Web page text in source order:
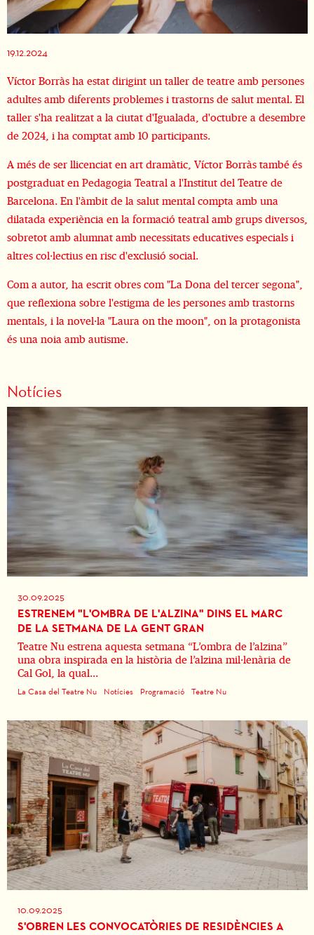
19.12.2024
Víctor Borràs ha estat dirigint un taller de teatre amb persones
adultes amb diferents problemes i trastorns de salut mental. El
taller s'ha realitzat a la ciutat d'Igualada, d'octubre a desembre
de 2024, i ha comptat amb 10 participants.
A més de ser llicenciat en art dramàtic, Víctor Borràs també és
postgraduat en Pedagogia Teatral a l'Institut del Teatre de
Barcelona. En l'àmbit de la salut mental compta amb una
dilatada experiència en la formació teatral amb grups diversos,
sobretot amb alumnat amb necessitats educatives especials i
altres col·lectius en risc d'exclusió social.
Com a autor, ha escrit obres com "La Dona del tercer segona",
que reflexiona sobre l'estigma de les persones amb trastorns
mentals, i la novel·la "Laura on the moon", on la protagonista
és una noia amb autisme.
Notícies
30.09.2025
ESTRENEM "L'OMBRA DE L'ALZINA" DINS EL MARC
DE LA SETMANA DE LA GENT GRAN
Teatre Nu estrena aquesta setmana “L’ombra de l’alzina”
una obra inspirada en la història de l’alzina mil·lenària de
Cal Gol, la qual...
La Casa del Teatre Nu Notícies Programació Teatre Nu
10.09.2025
S'OBREN LES CONVOCATÒRIES DE RESIDÈNCIES A